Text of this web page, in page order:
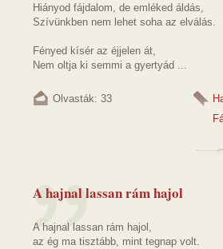
Hiányod fájdalom, de emléked áldás,
Szívünkben nem lehet soha az elválás.
Fényed kísér az éjjelen át,
Nem oltja ki semmi a gyertyád ...
Olvasták: 33
A hajnal lassan rám hajol
A hajnal lassan rám hajol,
az ég ma tisztább, mint tegnap volt.